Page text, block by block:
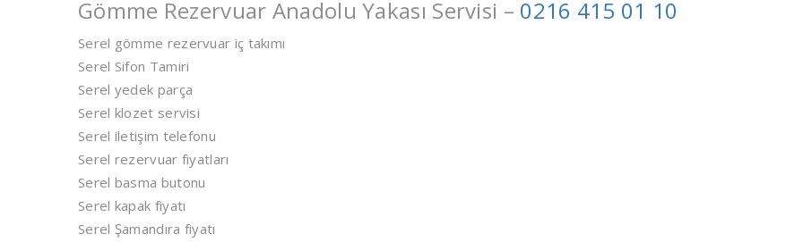
Gömme Rezervuar Anadolu Yakası Servisi – 0216 415 01 10
Serel gömme rezervuar iç takımı
Serel Sifon Tamiri
Serel yedek parça
Serel klozet servisi
Serel iletişim telefonu
Serel rezervuar fiyatları
Serel basma butonu
Serel kapak fiyatı
Serel Şamandıra fiyatı